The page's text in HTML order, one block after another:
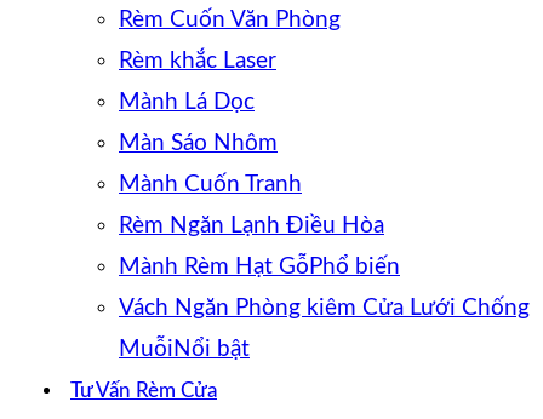
Rèm Cuốn Văn Phòng
Rèm khắc Laser
Mành Lá Dọc
Màn Sáo Nhôm
Mành Cuốn Tranh
Rèm Ngăn Lạnh Điều Hòa
Mành Rèm Hạt Gỗ
Vách Ngăn Phòng kiêm Cửa Lưới Chống
Muỗi
Tư Vấn Rèm Cửa